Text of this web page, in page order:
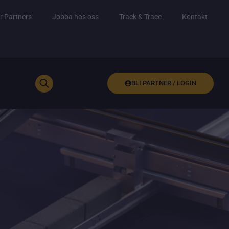
Partners Jobba hos oss Track & Trace Kontakt
BLI PARTNER / LOGIN